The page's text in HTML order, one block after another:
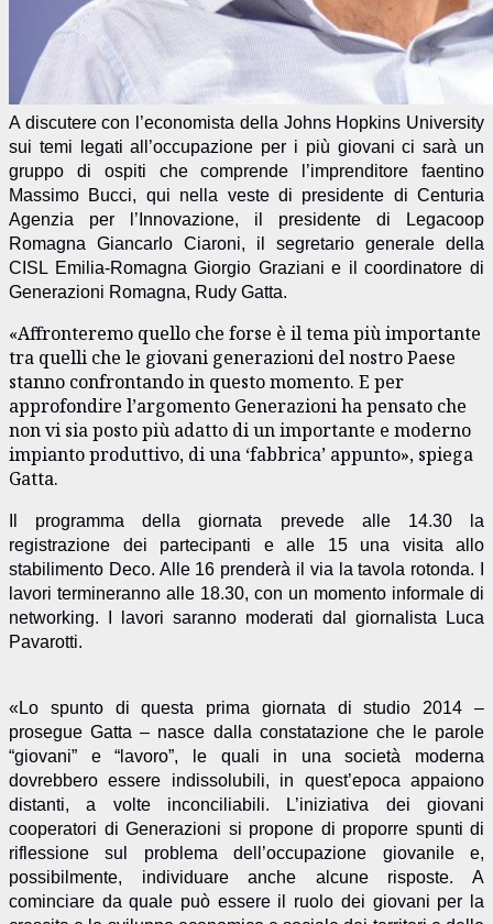
A discutere con l’economista della Johns Hopkins University
sui temi legati all’occupazione per i più giovani ci sarà un
gruppo di ospiti che comprende l’imprenditore faentino
Massimo Bucci, qui nella veste di presidente di Centuria
Agenzia per l’Innovazione, il presidente di Legacoop
Romagna Giancarlo Ciaroni, il segretario generale della
CISL Emilia-Romagna Giorgio Graziani e il coordinatore di
Generazioni Romagna, Rudy Gatta.
«Affronteremo quello che forse è il tema più importante
tra quelli che le giovani generazioni del nostro Paese
stanno confrontando in questo momento. E per
approfondire l’argomento Generazioni ha pensato che
non vi sia posto più adatto di un importante e moderno
impianto produttivo, di una ‘fabbrica’ appunto», spiega
Gatta.
Il programma della giornata prevede alle 14.30 la
registrazione dei partecipanti e alle 15 una visita allo
stabilimento Deco. Alle 16 prenderà il via la tavola rotonda. I
lavori termineranno alle 18.30, con un momento informale di
networking. I lavori saranno moderati dal giornalista Luca
Pavarotti.
«Lo spunto di questa prima giornata di studio 2014 –
prosegue Gatta – nasce dalla constatazione che le parole
“giovani” e “lavoro”, le quali in una società moderna
dovrebbero essere indissolubili, in quest’epoca appaiono
distanti, a volte inconciliabili. L’iniziativa dei giovani
cooperatori di Generazioni si propone di proporre spunti di
riflessione sul problema dell’occupazione giovanile e,
possibilmente, individuare anche alcune risposte. A
cominciare da quale può essere il ruolo dei giovani per la